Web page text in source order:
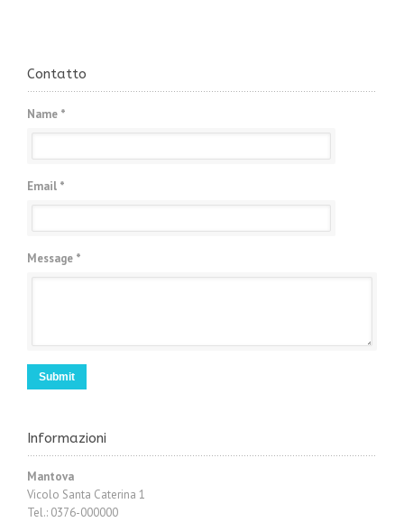
Contatto
Name *
Email *
Message *
Submit
Informazioni
Mantova
Vicolo Santa Caterina 1
Tel.: 0376-000000